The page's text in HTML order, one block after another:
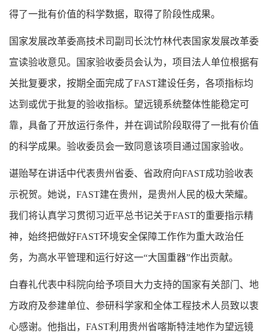
得了一批有价值的科学数据，取得了阶段性成果。
国家发展改革委高技术司副司长沈竹林代表国家发展改革委
宣读验收意见。国家验收委员会认为，项目法人单位根据有
关批复要求，按期全面完成了FAST建设任务，各项指标均
达到或优于批复的验收指标。望远镜系统整体性能稳定可
靠，具备了开放运行条件，并在调试阶段取得了一批有价值
的科学成果。验收委员会一致同意该项目通过国家验收。
谌贻琴在讲话中代表贵州省委、省政府向FAST成功验收表
示祝贺。她说，FAST建在贵州，是贵州人民的极大荣耀。
我们将认真学习贯彻习近平总书记关于FAST的重要指示精
神，始终把做好FAST环境安全保障工作作为重大政治任
务，为高水平管理和运行好这一“大国重器”作出贡献。
白春礼代表中科院向给予项目大力支持的国家有关部门、地
方政府及参建单位、参研科学家和全体工程技术人员致以衷
心感谢。他指出，FAST利用贵州省喀斯特洼地作为望远镜